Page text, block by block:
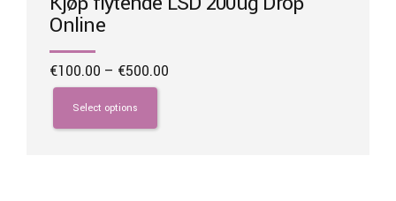
Online
€100.00 – €500.00
Select options
This
product
has